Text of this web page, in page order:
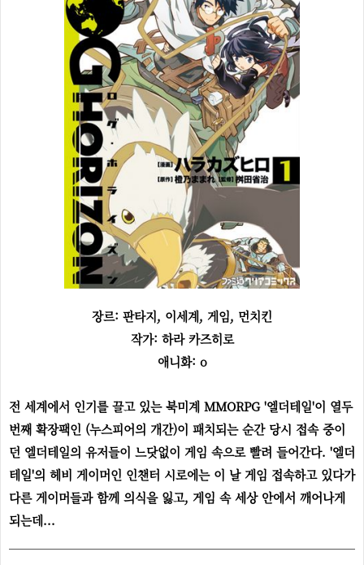
장르: 판타지, 이세계, 게임, 먼치킨
작가: 하라 카즈히로
애니화: o
전 세계에서 인기를 끌고 있는 북미계 MMORPG '엘더테일'이 열두
번째 확장팩인 (누스피어의 개간)이 패치되는 순간 당시 접속 중이
던 엘더테일의 유저들이 느닷없이 게임 속으로 빨려 들어간다. '엘더
테일'의 헤비 게이머인 인챈터 시로에는 이 날 게임 접속하고 있다가
다른 게이머들과 함께 의식을 잃고, 게임 속 세상 안에서 깨어나게
되는데...